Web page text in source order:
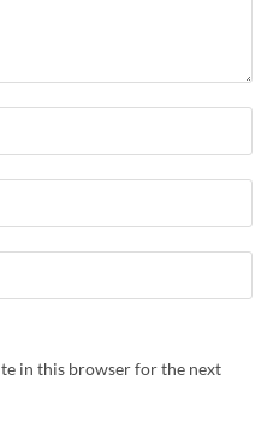
in this browser for the next